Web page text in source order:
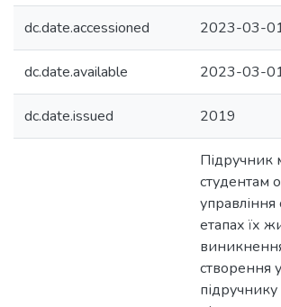
dc.date.accessioned 2023-03-
dc.date.available 2023-03-
dc.date.issued 2019
Підручник
студентам
управління
етапах їх
створення
підручнику